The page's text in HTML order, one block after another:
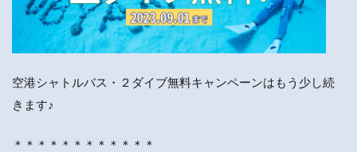
空港シャトルバス・２ダイブ無料キャンペーンはもう少し続
きます♪
＊＊＊＊＊＊＊＊＊＊＊＊